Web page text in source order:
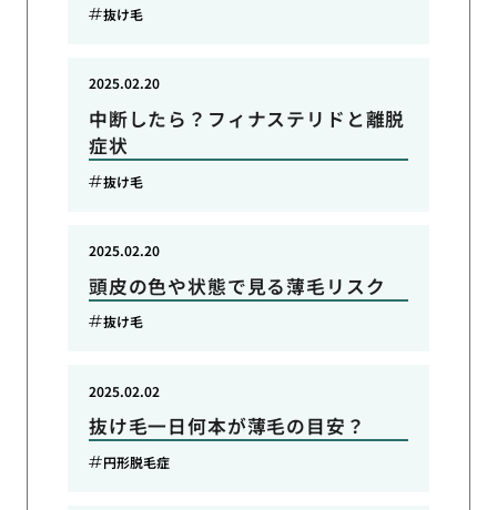
抜け毛
中断したら？フィナステリドと離脱
症状
2025.02.20
抜け毛
頭皮の色や状態で見る薄毛リスク
2025.02.20
抜け毛
抜け毛一日何本が薄毛の目安？
2025.02.02
円形脱毛症